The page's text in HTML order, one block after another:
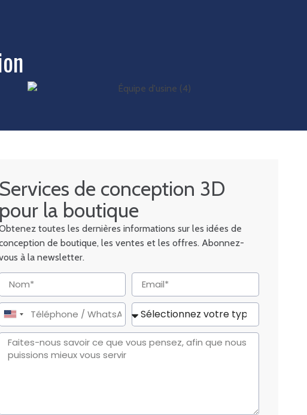
Services de conception 3D
pour la boutique
toutes les dernières informations sur les idées de
de boutique, les ventes et les offres. Abonnez-
à la newsletter.
United
States
+1